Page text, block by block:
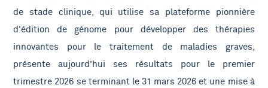
de stade clinique, qui utilise sa plateforme pionnière
d'édition de génome pour développer des thérapies
innovantes pour le traitement de maladies graves,
présente aujourd’hui ses résultats pour le premier
trimestre 2026 se terminant le 31 mars 2026 et une mise à